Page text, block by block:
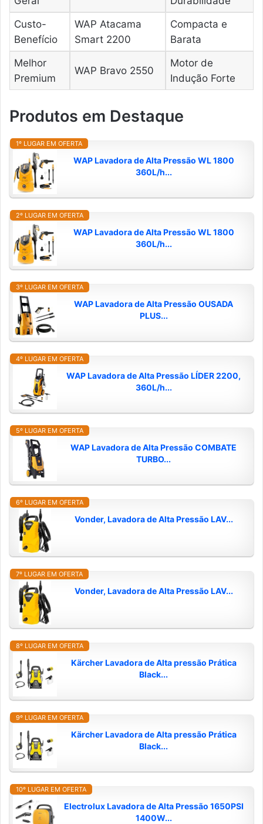
Custo-
Benefício
WAP Atacama
Smart 2200
Compacta e
Barata
Melhor
Premium
WAP Bravo 2550
Motor de
Indução Forte
Produtos em Destaque
1º LUGAR EM OFERTA
WAP Lavadora de Alta Pressão WL 1800
360L/h...
2º LUGAR EM OFERTA
WAP Lavadora de Alta Pressão WL 1800
360L/h...
3º LUGAR EM OFERTA
WAP Lavadora de Alta Pressão OUSADA
PLUS...
4º LUGAR EM OFERTA
WAP Lavadora de Alta Pressão LÍDER 2200,
360L/h...
5º LUGAR EM OFERTA
WAP Lavadora de Alta Pressão COMBATE
TURBO...
6º LUGAR EM OFERTA
Vonder, Lavadora de Alta Pressão LAV...
7º LUGAR EM OFERTA
Vonder, Lavadora de Alta Pressão LAV...
8º LUGAR EM OFERTA
Kärcher Lavadora de Alta pressão Prática
Black...
9º LUGAR EM OFERTA
Kärcher Lavadora de Alta pressão Prática
Black...
10º LUGAR EM OFERTA
Electrolux Lavadora de Alta Pressão 1650PSI
1400W...